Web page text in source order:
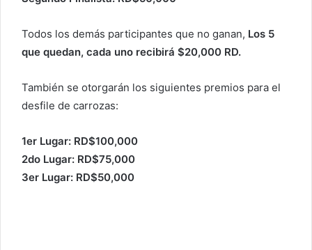
Todos los demás participantes que no ganan, Los 5
que quedan, cada uno recibirá $20,000 RD.
También se otorgarán los siguientes premios para el
desfile de carrozas:
1er Lugar: RD$100,000
2do Lugar: RD$75,000
3er Lugar: RD$50,000